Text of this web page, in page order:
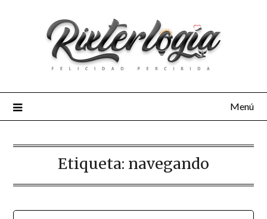
Menú
Etiqueta: navegando